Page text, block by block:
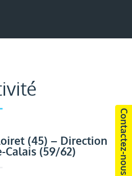
(45) – Direction
Calais (59/62) Contactez-nous